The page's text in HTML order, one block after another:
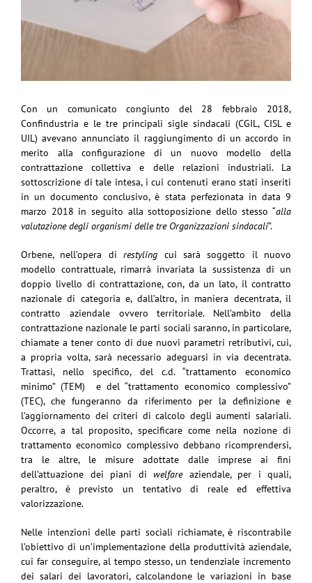
Con un comunicato congiunto del 28 febbraio 2018,
Confindustria e le tre principali sigle sindacali (CGIL, CISL e
UIL) avevano annunciato il raggiungimento di un accordo in
merito alla configurazione di un nuovo modello della
contrattazione collettiva e delle relazioni industriali. La
sottoscrizione di tale intesa, i cui contenuti erano stati inseriti
in un documento conclusivo, è stata perfezionata in data 9
marzo 2018 in seguito alla sottoposizione dello stesso “alla
valutazione degli organismi delle tre Organizzazioni sindacali”.
Orbene, nell’opera direstyling cui sarà soggetto il nuovo
modello contrattuale, rimarrà invariata la sussistenza di un
doppio livello di contrattazione, con, da un lato, il contratto
nazionale di categoria e, dall’altro, in maniera decentrata, il
contratto aziendale ovvero territoriale. Nell’ambito della
contrattazione nazionale le parti sociali saranno, in particolare,
chiamate a tener conto di due nuovi parametri retributivi, cui,
a propria volta, sarà necessario adeguarsi in via decentrata.
Trattasi, nello specifico, del c.d. “trattamento economico
minimo” (TEM) e del “trattamento economico complessivo”
(TEC), che fungeranno da riferimento per la definizione e
l’aggiornamento dei criteri di calcolo degli aumenti salariali.
Occorre, a tal proposito, specificare come nella nozione di
trattamento economico complessivo debbano ricomprendersi,
tra le altre, le misure adottate dalle imprese ai fini
dell’attuazione dei piani di welfareaziendale, per i quali,
peraltro, è previsto un tentativo di reale ed effettiva
valorizzazione.
Nelle intenzioni delle parti sociali richiamate, è riscontrabile
l’obiettivo di un’implementazione della produttività aziendale,
cui far conseguire, al tempo stesso, un tendenziale incremento
dei salari dei lavoratori, calcolandone le variazioni in base